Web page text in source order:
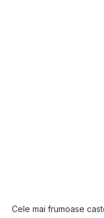
Cele mai frumoase